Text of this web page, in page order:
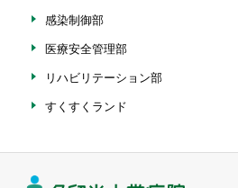
感染制御部
医療安全管理部
リハビリテーション部
すくすくランド